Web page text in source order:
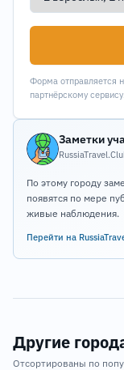
Форма отправляется
партнёрскому
Заметки
По этому городу
появятся по мере
живые наблюдения.
Перейти на
Другие
Отсортированы по